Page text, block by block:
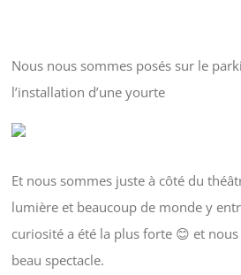
Nous nous sommes posés sur le
l’installation d’une yourte
Et nous sommes juste à côté du
lumière et beaucoup de monde y
curiosité a été la plus forte 😊 et
beau spectacle.